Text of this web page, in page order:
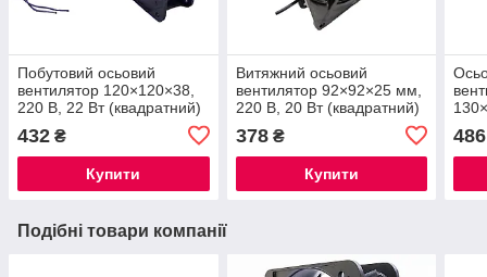
Побутовий осьовий
вентилятор 120×120×38,
220 В, 22 Вт (квадратний)
432 ₴
Купити
Витяжний осьовий
вентилятор 92×92×25 мм,
220 В, 20 Вт (квадратний)
378₴
Купити
486
Подібні товари компанії